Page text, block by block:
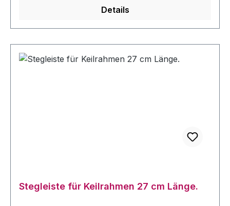
Details
Stegleiste für Keilrahmen 27 cm Länge.